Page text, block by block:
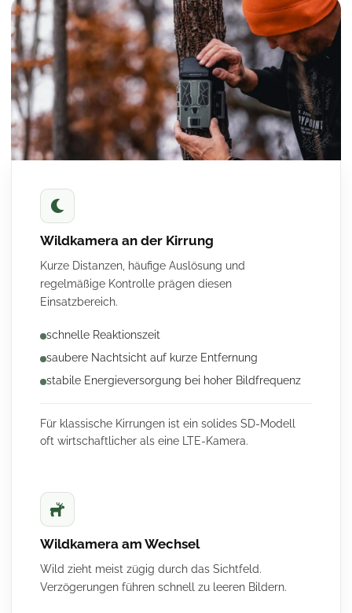
Wildkamera an der Kirrung
Kurze Distanzen, häufige Auslösung und
regelmäßige Kontrolle prägen diesen
Einsatzbereich.
schnelle Reaktionszeit
saubere Nachtsicht auf kurze Entfernung
stabile Energieversorgung bei hoher Bildfrequenz
Für klassische Kirrungen ist ein solides SD-Modell
oft wirtschaftlicher als eine LTE-Kamera.
Wildkamera am Wechsel
Wild zieht meist zügig durch das Sichtfeld.
Verzögerungen führen schnell zu leeren Bildern.